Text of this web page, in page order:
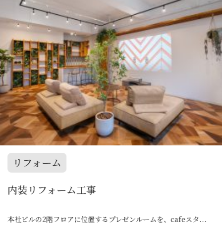
ームを、cafeスタ... ペットと泊まれる温泉ホテル施設